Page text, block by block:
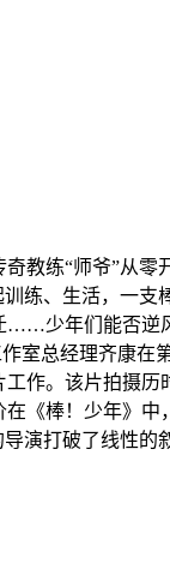
教练“师爷”从
练、生活，一
少年们能否
室总经理齐康
作。该片拍摄
《棒！少年》
演打破了线性